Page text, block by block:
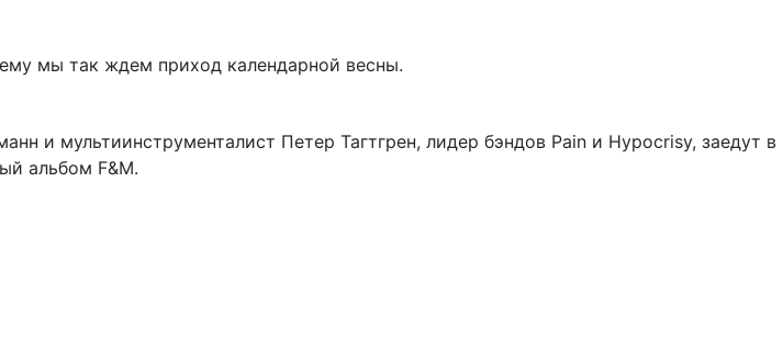
мы так ждем приход календарной весны.
и мультиинструменталист Петер Тагтгрен, лидер бэндов Pain и Hypocrisy, заедут в
альбом F&M.